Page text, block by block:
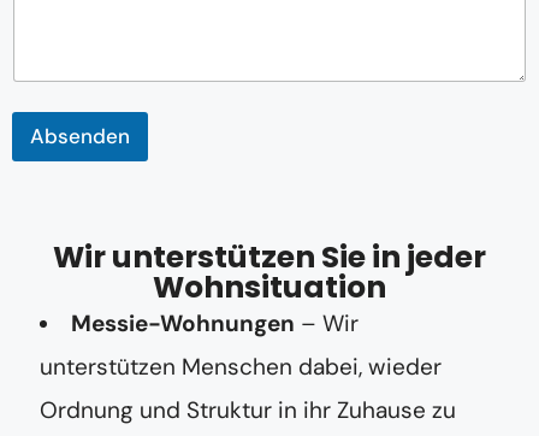
Absenden
Wir unterstützen Sie in jeder
Wohnsituation
Messie-Wohnungen – Wir
unterstützen Menschen dabei, wieder
Ordnung und Struktur in ihr Zuhause zu